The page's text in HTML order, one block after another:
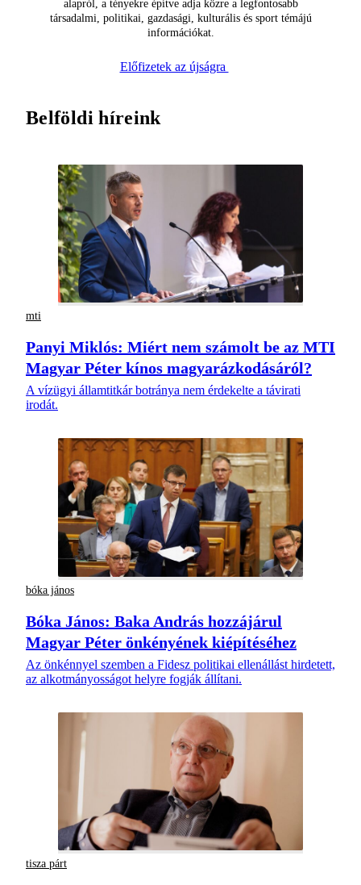
alapról, a tényekre építve adja közre a legfontosabb
társadalmi, politikai, gazdasági, kulturális és sport témájú
információkat.
Előfizetek az újságra
Belföldi híreink
mti
Panyi Miklós: Miért nem számolt be az MTI
Magyar Péter kínos magyarázkodásáról?
A vízügyi államtitkár botránya nem érdekelte a távirati
irodát.
bóka jános
Bóka János: Baka András hozzájárul
Magyar Péter önkényének kiépítéséhez
Az önkénnyel szemben a Fidesz politikai ellenállást hirdetett,
az alkotmányosságot helyre fogják állítani.
tisza párt